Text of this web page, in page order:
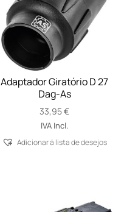
Adaptador Giratório D 27
Dag-As
33,95€
IVA Incl.
Adicionar á lista de desejos